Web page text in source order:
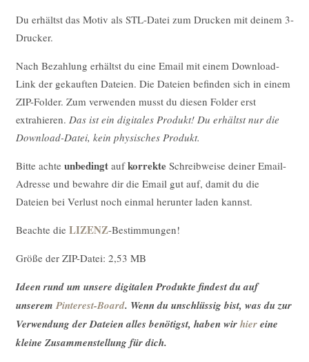
Du erhältst das Motiv als STL-Datei zum Drucken mit deinem 3-
Drucker.
Nach Bezahlung erhältst du eine Email mit einem Download-
Link der gekauften Dateien. Die Dateien befinden sich in einem
ZIP-Folder. Zum verwenden musst du diesen Folder erst
extrahieren. Das ist ein digitales Produkt! Du erhältst nur die
Download-Datei, kein physisches Produkt.
Bitte achte unbedingtaufkorrekteSchreibweise deiner Email-
Adresse und bewahre dir die Email gut auf, damit du die
Dateien bei Verlust noch einmal herunter laden kannst.
Beachte die LIZENZ-Bestimmungen!
Größe der ZIP-Datei: 2,53 MB
Ideen rund um unsere digitalen Produkte findest du auf
unserem Pinterest-Board. Wenn du unschlüssig bist, was du zur
Verwendung der Dateien alles benötigst, haben wirhiereine
kleine Zusammenstellung für dich.